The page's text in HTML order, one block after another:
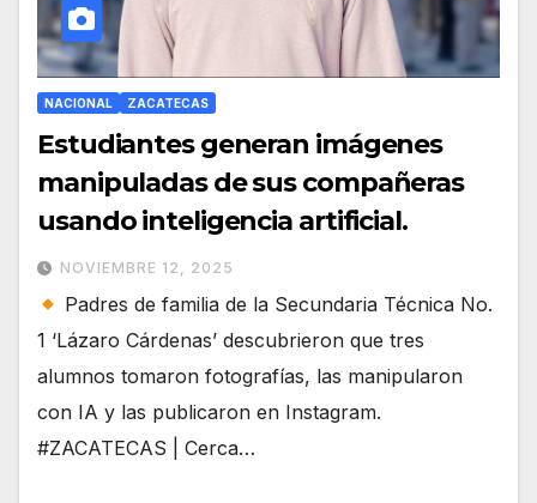
NACIONAL ZACATECAS
Estudiantes generan imágenes
manipuladas de sus compañeras
usando inteligencia artificial.
NOVIEMBRE 12, 2025
Padres de familia de la Secundaria Técnica No.
1 ‘Lázaro Cárdenas’ descubrieron que tres
alumnos tomaron fotografías, las manipularon
con IA y las publicaron en Instagram.
#ZACATECAS | Cerca…